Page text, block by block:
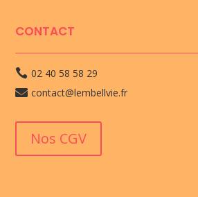
CONTACT
 02 40 58 58 29
 contact@lembellvie.fr
Nos CGV